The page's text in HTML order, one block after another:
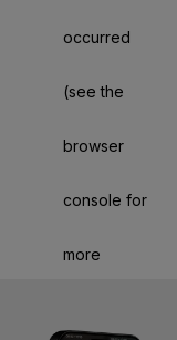
occurred
(see the
browser
console for
more